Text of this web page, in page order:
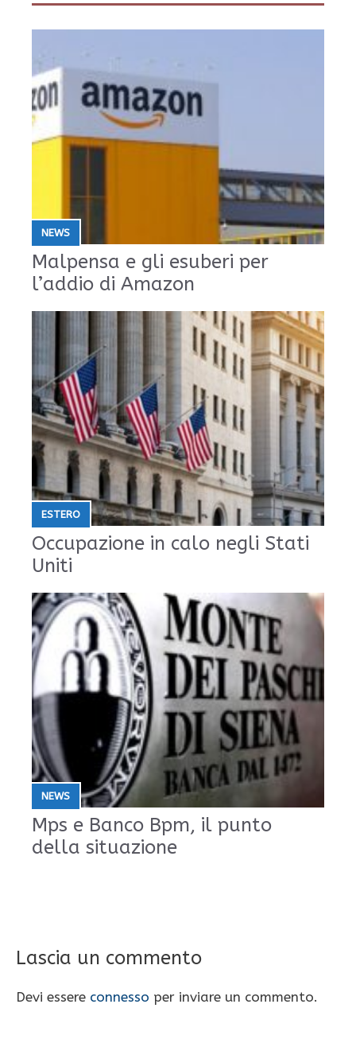
NEWS
Malpensa e gli esuberi per
l’addio di Amazon
ESTERO
Occupazione in calo negli Stati
Uniti
NEWS
Mps e Banco Bpm, il punto
della situazione
Lascia un commento
Devi essere connesso per inviare un commento.